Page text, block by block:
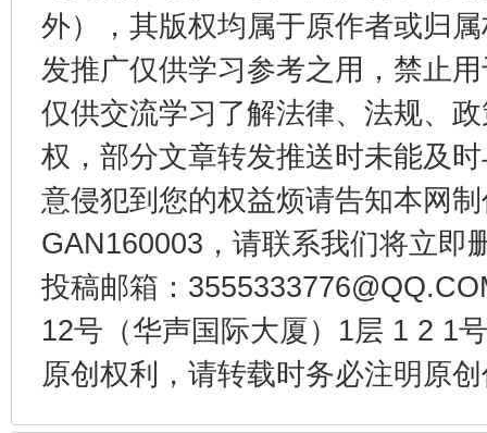
外），其版权均属于原作者或归
发推广仅供学习参考之用，禁止
仅供交流学习了解法律、法规、
权，部分文章转发推送时未能及
意侵犯到您的权益烦请告知本网
GAN160003，请联系我们将立即
投稿邮箱：
12号（华声国际大厦）1层 1 2 1
原创权利，请转载时务必注明原